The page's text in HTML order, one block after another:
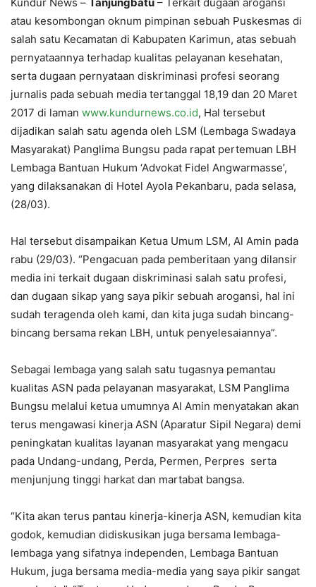
Kundur News – Tanjungbatu – Terkait dugaan arogansi
atau kesombongan oknum pimpinan sebuah Puskesmas di
salah satu Kecamatan di Kabupaten Karimun, atas sebuah
pernyataannya terhadap kualitas pelayanan kesehatan,
serta dugaan pernyataan diskriminasi profesi seorang
jurnalis pada sebuah media tertanggal 18,19 dan 20 Maret
2017 di laman www.kundurnews.co.id, Hal tersebut
dijadikan salah satu agenda oleh LSM (Lembaga Swadaya
Masyarakat) Panglima Bungsu pada rapat pertemuan LBH
Lembaga Bantuan Hukum ‘Advokat Fidel Angwarmasse’,
yang dilaksanakan di Hotel Ayola Pekanbaru, pada selasa,
(28/03).
Hal tersebut disampaikan Ketua Umum LSM, Al Amin pada
rabu (29/03). “Pengacuan pada pemberitaan yang dilansir
media ini terkait dugaan diskriminasi salah satu profesi,
dan dugaan sikap yang saya pikir sebuah arogansi, hal ini
sudah teragenda oleh kami, dan kita juga sudah bincang-
bincang bersama rekan LBH, untuk penyelesaiannya”.
Sebagai lembaga yang salah satu tugasnya pemantau
kualitas ASN pada pelayanan masyarakat, LSM Panglima
Bungsu melalui ketua umumnya Al Amin menyatakan akan
terus mengawasi kinerja ASN (Aparatur Sipil Negara) demi
peningkatan kualitas layanan masyarakat yang mengacu
pada Undang-undang, Perda, Permen, Perpres serta
menjunjung tinggi harkat dan martabat bangsa.
“Kita akan terus pantau kinerja-kinerja ASN, kemudian kita
godok, kemudian didiskusikan juga bersama lembaga-
lembaga yang sifatnya independen, Lembaga Bantuan
Hukum, juga bersama media-media yang saya pikir sangat